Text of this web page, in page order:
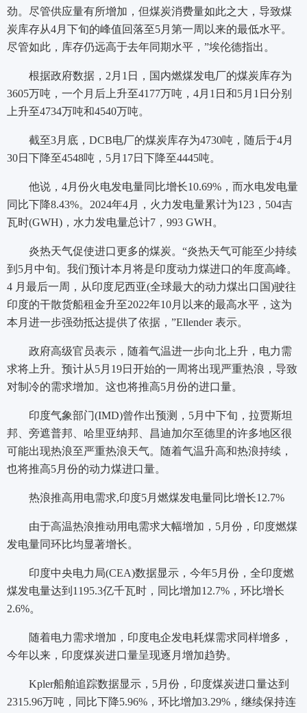
劲。尽管供应量有所增加，但煤炭消费量如此之大，导致煤
炭库存从4月下旬的峰值回落至5月第一周以来的最低水平。
尽管如此，库存仍远高于去年同期水平，”埃伦德指出。
根据政府数据，2月1日，国内燃煤发电厂的煤炭库存为
3605万吨，一个月后上升至4177万吨，4月1日和5月1日分别
上升至4734万吨和4540万吨。
截至3月底，DCB电厂的煤炭库存为4730吨，随后于4月
30日下降至4548吨，5月17日下降至4445吨。
他说，4月份火电发电量同比增长10.69%，而水电发电量
同比下降8.43%。2024年4月，火力发电量累计为123，504吉
瓦时(GWH)，水力发电量总计7，993 GWH。
炎热天气促使进口更多的煤炭。“炎热天气可能至少持续
到5月中旬。我们预计本月将是印度动力煤进口的年度高峰。
4 月最后一周，从印度尼西亚(全球最大的动力煤出口国)驶往
印度的干散货船租金升至2022年10月以来的最高水平，这为
本月进一步强劲抵达提供了依据，”Ellender 表示。
政府高级官员表示，随着气温进一步向北上升，电力需
求将上升。预计从5月19日开始的一周将出现严重热浪，导致
对制冷的需求增加。这也将推高5月份的进口量。
印度气象部门(IMD)曾作出预测，5月中下旬，拉贾斯坦
邦、旁遮普邦、哈里亚纳邦、昌迪加尔至德里的许多地区很
可能出现热浪至严重热浪天气。随着气温升高和热浪持续，
也将推高5月份的动力煤进口量。
热浪推高用电需求,印度5月燃煤发电量同比增长12.7%
由于高温热浪推动用电需求大幅增加，5月份，印度燃煤
发电量同环比均显著增长。
印度中央电力局(CEA)数据显示，今年5月份，全印度燃
煤发电量达到1195.3亿千瓦时，同比增加12.7%，环比增长
2.6%。
随着电力需求增加，印度电企发电耗煤需求同样增多，
今年以来，印度煤炭进口量呈现逐月增加趋势。
Kpler船舶追踪数据显示，5月份，印度煤炭进口量达到
2315.96万吨，同比下降5.96%，环比增加3.29%，继续保持连